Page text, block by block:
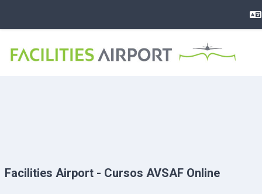
Facilities Airport - Cursos AVSAF Online